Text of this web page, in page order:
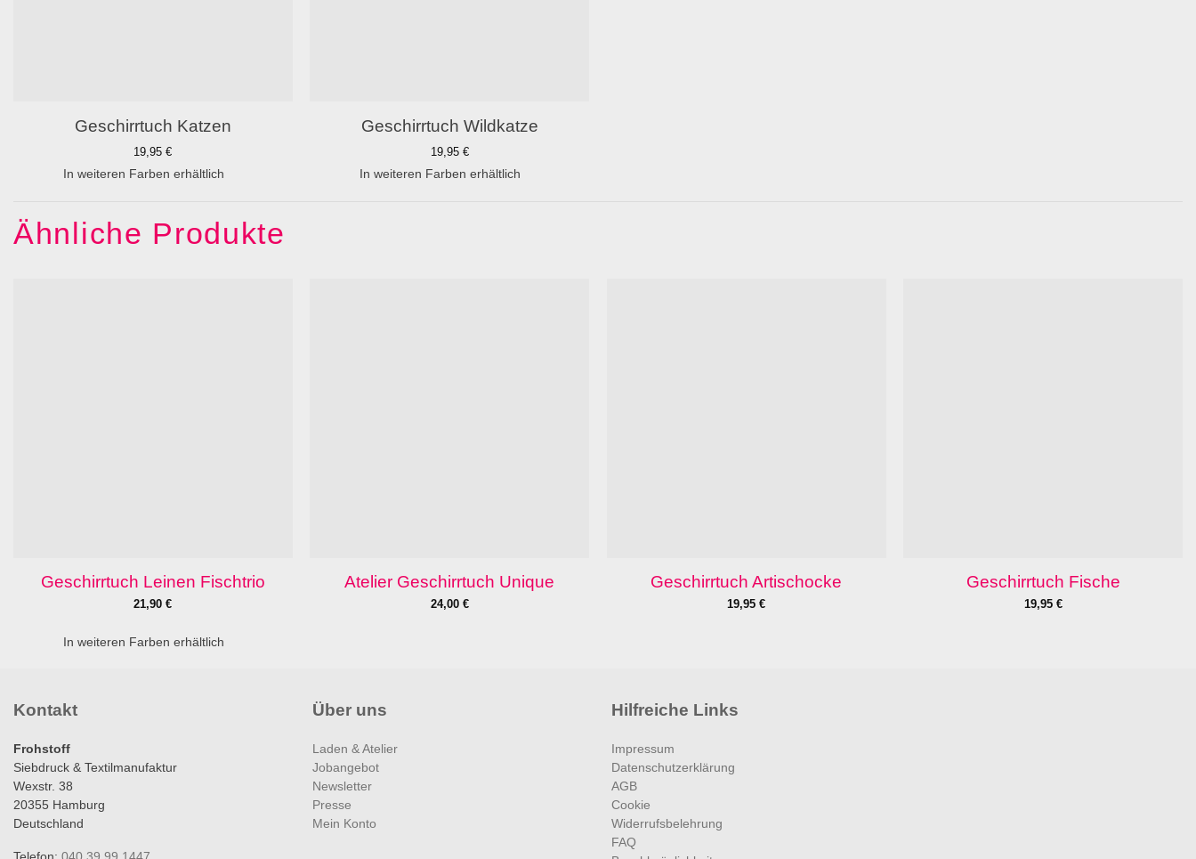
Geschirrtuch Katzen
19,95€
In weiteren Farben erhältlich
Geschirrtuch Wildkatze
19,95 €
In weiteren Farben erhältlich
Ähnliche Produkte
Geschirrtuch Leinen Fischtrio
21,90€
In weiteren Farben erhältlich
Atelier Geschirrtuch Unique
24,00 €
Geschirrtuch Artischocke
19,95€
Geschirrtuch Fische
19,95 €
Kontakt
Frohstoff
Siebdruck & Textilmanufaktur
Wexstr. 38
20355 Hamburg
Deutschland
Über uns
Laden & Atelier
Jobangebot
Newsletter
Presse
Mein Konto
Hilfreiche Links
Impressum
Datenschutzerklärung
AGB
Cookie
Widerrufsbelehrung
FAQ